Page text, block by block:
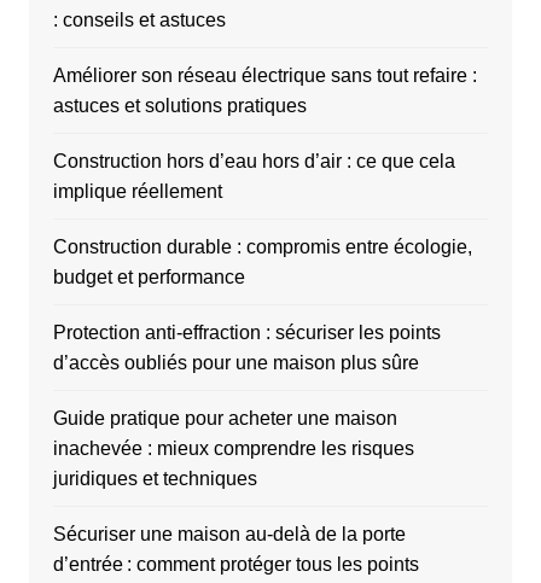
: conseils et astuces
Améliorer son réseau électrique sans tout refaire :
astuces et solutions pratiques
Construction hors d’eau hors d’air : ce que cela
implique réellement
Construction durable : compromis entre écologie,
budget et performance
Protection anti-effraction : sécuriser les points
d’accès oubliés pour une maison plus sûre
Guide pratique pour acheter une maison
inachevée : mieux comprendre les risques
juridiques et techniques
Sécuriser une maison au-delà de la porte
d’entrée : comment protéger tous les points